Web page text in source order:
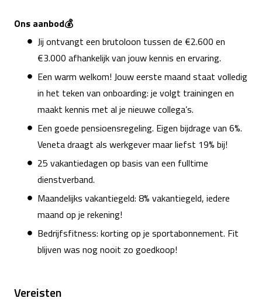
Ons aanbod💰
Jij ontvangt een brutoloon tussen de €2.600 en
€3.000 afhankelijk van jouw kennis en ervaring.
Een warm welkom! Jouw eerste maand staat volledig
in het teken van onboarding: je volgt trainingen en
maakt kennis met al je nieuwe collega’s.
Een goede pensioensregeling. Eigen bijdrage van 6%.
Veneta draagt als werkgever maar liefst 19% bij!
25 vakantiedagen op basis van een fulltime
dienstverband.
Maandelijks vakantiegeld: 8% vakantiegeld, iedere
maand op je rekening!
Bedrijfsfitness: korting op je sportabonnement. Fit
blijven was nog nooit zo goedkoop!
Vereisten